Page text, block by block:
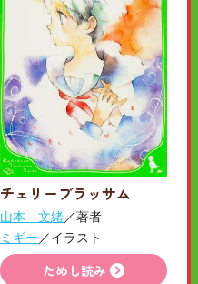
チェリーブラッサム
山本 文緒／著者
ミギー ／イラスト
ためし読み